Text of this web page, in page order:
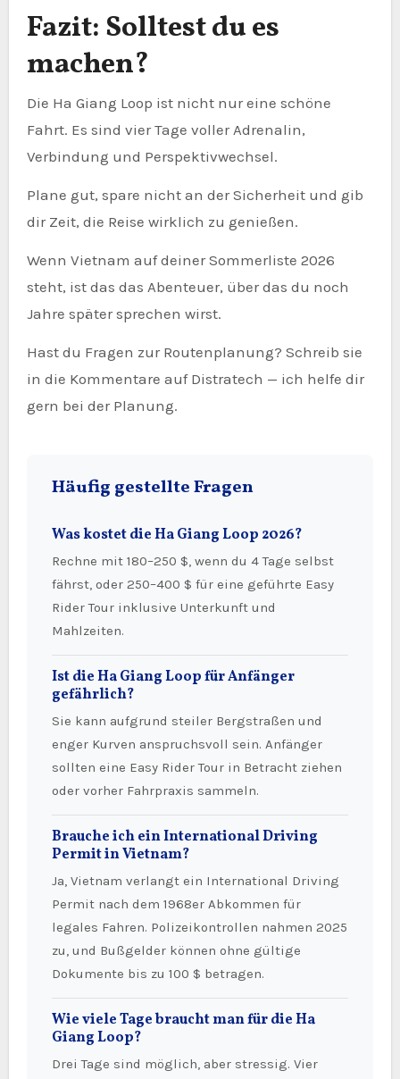
Fazit: Solltest du es
machen?
Die Ha Giang Loop ist nicht nur eine schöne
Fahrt. Es sind vier Tage voller Adrenalin,
Verbindung und Perspektivwechsel.
Plane gut, spare nicht an der Sicherheit und gib
dir Zeit, die Reise wirklich zu genießen.
Wenn Vietnam auf deiner Sommerliste 2026
steht, ist das das Abenteuer, über das du noch
Jahre später sprechen wirst.
Hast du Fragen zur Routenplanung? Schreib sie
in die Kommentare auf Distratech — ich helfe dir
gern bei der Planung.
Häufig gestellte Fragen
Was kostet die Ha Giang Loop 2026?
Rechne mit 180–250 $, wenn du 4 Tage selbst
fährst, oder 250–400 $ für eine geführte Easy
Rider Tour inklusive Unterkunft und
Mahlzeiten.
Ist die Ha Giang Loop für Anfänger
gefährlich?
Sie kann aufgrund steiler Bergstraßen und
enger Kurven anspruchsvoll sein. Anfänger
sollten eine Easy Rider Tour in Betracht ziehen
oder vorher Fahrpraxis sammeln.
Brauche ich ein International Driving
Permit in Vietnam?
Ja, Vietnam verlangt ein International Driving
Permit nach dem 1968er Abkommen für
legales Fahren. Polizeikontrollen nahmen 2025
zu, und Bußgelder können ohne gültige
Dokumente bis zu 100 $ betragen.
Wie viele Tage braucht man für die Ha
Giang Loop?
Drei Tage sind möglich, aber stressig. Vier